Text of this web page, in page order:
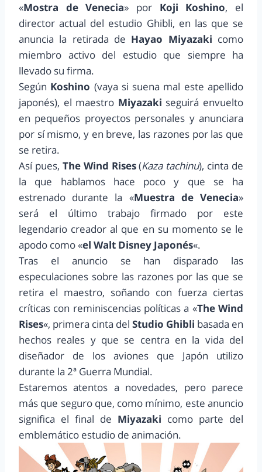
«Mostra de Venecia» por Koji Koshino, el
director actual del estudio Ghibli, en las que se
anuncia la retirada de Hayao Miyazaki como
miembro activo del estudio que siempre ha
llevado su firma.
Según Koshino (vaya si suena mal este apellido
japonés), el maestro Miyazaki seguirá envuelto
en pequeños proyectos personales y anunciara
por sí mismo, y en breve, las razones por las que
se retira.
Así pues, The Wind Rises(Kaza tachinu), cinta de
la que hablamos hace poco y que se ha
estrenado durante la «Muestra de Venecia»
será el último trabajo firmado por este
legendario creador al que en su momento se le
apodo como «el Walt Disney Japonés«.
Tras el anuncio se han disparado las
especulaciones sobre las razones por las que se
retira el maestro, soñando con fuerza ciertas
críticas con reminiscencias políticas a «The Wind
Rises«, primera cinta del Studio Ghibli basada en
hechos reales y que se centra en la vida del
diseñador de los aviones que Japón utilizo
durante la 2ª Guerra Mundial.
Estaremos atentos a novedades, pero parece
más que seguro que, como mínimo, este anuncio
significa el final de Miyazaki como parte del
emblemático estudio de animación.